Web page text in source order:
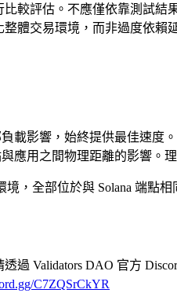
較評估。不應僅依靠測試
體交易環境，而非過度依賴
載影響，始終提供最佳速度。
應用之間物理距離的影響。
，全部位於與 Solana 端點
過 Validators DAO 官方
C7ZQSrCkYR